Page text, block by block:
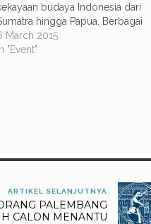
budaya Indonesia dari
hingga Papua. Berbagai
objek budaya ditampilkan
dari wayang kulit, kerajinan
March 2015
"Event"
ARTIKEL SELANJUTNYA
PALEMBANG
CALON MENANTU